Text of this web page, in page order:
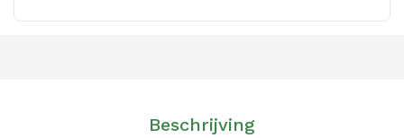
Beschrijving